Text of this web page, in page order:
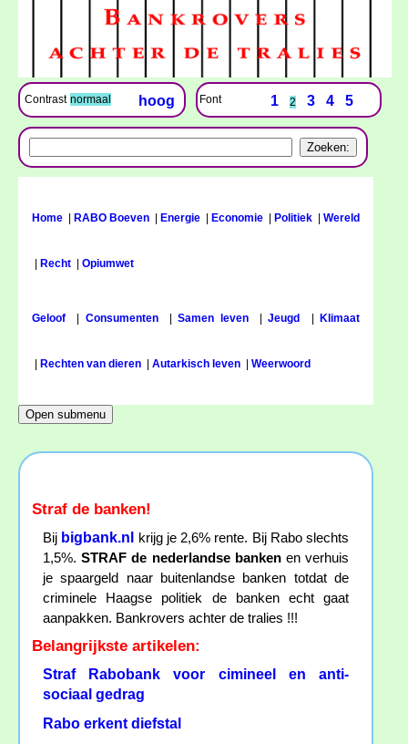
Contrast normaal hoog Font 1 2 3 4 5
Home RABO Boeven Energie Economie Politiek Wereld
Recht Opiumwet
Geloof Consumenten|Samen leven|Jeugd Klimaat
Rechten van dieren Autarkisch leven Weerwoord
Straf de banken!
Bij bigbank.nl
krijg je 2,6% rente. Bij Rabo slechts
1,5%.STRAF de nederlandse bankenen verhuis
je spaargeld naar buitenlandse banken totdat de
criminele Haagse politiek de banken echt gaat
aanpakken. Bankrovers achter de tralies !!!
Belangrijkste artikelen:
Straf Rabobank voor cimineel en anti-
sociaal gedrag
Rabo erkent diefstal